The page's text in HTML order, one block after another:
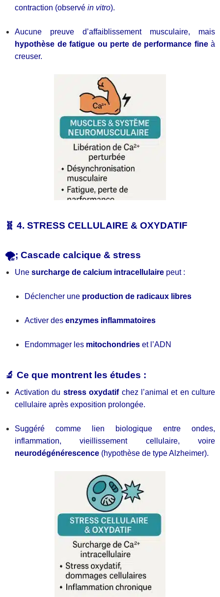
contraction (observé in vitro).
Aucune preuve d’affaiblissement musculaire, mais
hypothèse de fatigue ou perte de performance fineà
creuser.
🧬 4. STRESS CELLULAIRE & OXYDATIF
🌪;️ Cascade calcique & stress
Une surcharge de calcium intracellulaire peut :
Déclencher une production de radicaux libres
Activer des enzymes inflammatoires
Endommager les mitochondries et l’ADN
🔬 Ce que montrent les études :
Activation du stress oxydatifchez l’animal et en culture
cellulaire après exposition prolongée.
Suggéré comme lien biologique entre ondes,
inflammation, vieillissement cellulaire, voire
neurodégénérescence (hypothèse de type Alzheimer).